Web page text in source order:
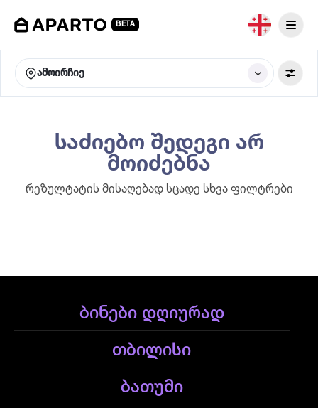
BETA
ამოირჩიე
საძიებო შედეგი არ
მოიძებნა
რეზულტატის მისაღებად სცადე სხვა ფილტრები
ბინები დღიურად
თბილისი
ბათუმი